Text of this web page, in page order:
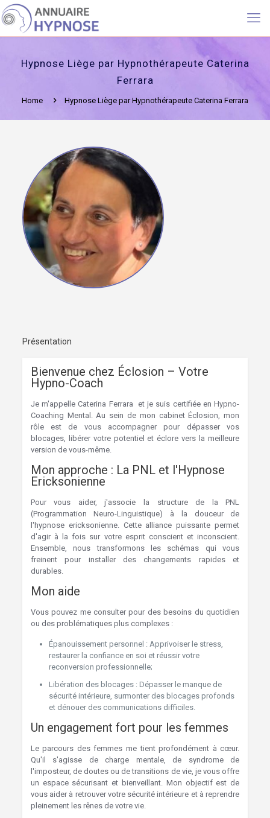
Hypnose Liège par Hypnothérapeute Caterina
Ferrara
Home Hypnose Liège par Hypnothérapeute Caterina Ferrara
Présentation
Bienvenue chez Éclosion – Votre
Hypno-Coach
Je m'appelle Caterina Ferrara et je suis certifiée en Hypno-
Coaching Mental. Au sein de mon cabinet Éclosion, mon
rôle est de vous accompagner pour dépasser vos
blocages, libérer votre potentiel et éclore vers la meilleure
version de vous-même.
Mon approche : La PNL et l'Hypnose
Ericksonienne
Pour vous aider, j'associe la structure de la PNL
(Programmation Neuro-Linguistique) à la douceur de
l'hypnose ericksonienne. Cette alliance puissante permet
d'agir à la fois sur votre esprit conscient et inconscient.
Ensemble, nous transformons les schémas qui vous
freinent pour installer des changements rapides et
durables.
Mon aide
Vous pouvez me consulter pour des besoins du quotidien
ou des problématiques plus complexes :
Épanouissement personnel : Apprivoiser le stress,
restaurer la confiance en soi et réussir votre
reconversion professionnelle;
Libération des blocages : Dépasser le manque de
sécurité intérieure, surmonter des blocages profonds
et dénouer des communications difficiles.
Un engagement fort pour les femmes
Le parcours des femmes me tient profondément à cœur.
Qu'il s'agisse de charge mentale, de syndrome de
l'imposteur, de doutes ou de transitions de vie, je vous offre
un espace sécurisant et bienveillant. Mon objectif est de
vous aider à retrouver votre sécurité intérieure et à reprendre
pleinement les rênes de votre vie.